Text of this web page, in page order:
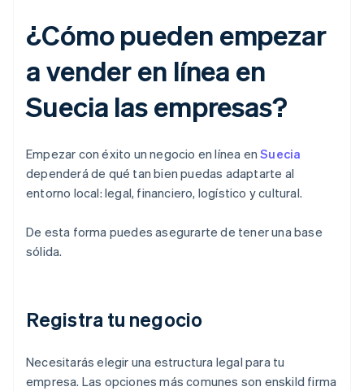
¿Cómo pueden empezar
a vender en línea en
Suecia las empresas?
Empezar con éxito un negocio en línea enSuecia
dependerá de qué tan bien puedas adaptarte al
entorno local: legal, financiero, logístico y cultural.
De esta forma puedes asegurarte de tener una base
sólida.
Registra tu negocio
Necesitarás elegir una estructura legal para tu
empresa. Las opciones más comunes son enskild firma